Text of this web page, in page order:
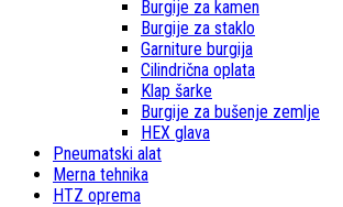
Burgije za kamen
Burgije za staklo
Garniture burgija
Cilindrična oplata
Klap šarke
Burgije za bušenje zemlje
HEX glava
Pneumatski alat
Merna tehnika
HTZ oprema